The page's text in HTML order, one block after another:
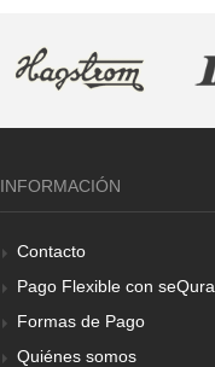
INFORMACIÓN
Contacto
Pago Flexible con seQura
Formas de Pago
Quiénes somos